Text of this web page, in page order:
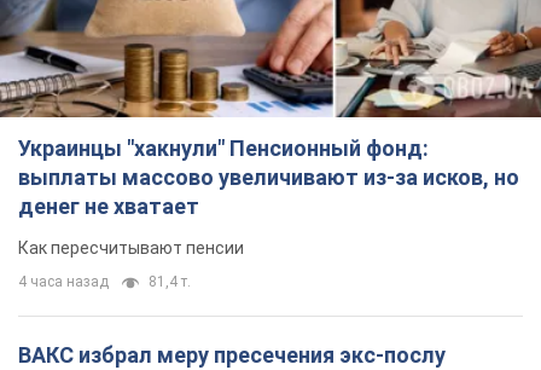
Украинцы "хакнули" Пенсионный фонд:
выплаты массово увеличивают из-за исков, но
денег не хватает
Как пересчитывают пенсии
4 часа назад 81,4 т.
ВАКС избрал меру пресечения экс-послу